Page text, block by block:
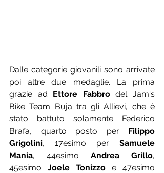
Dalle categorie giovanili sono arrivate
poi altre due medaglie. La prima
grazie ad Ettore Fabbro del Jam's
Bike Team Buja tra gli Allievi, che è
stato battuto solamente Federico
Brafa, quarto posto per Filippo
Grigolini, 17esimo per Samuele
Mania, 44esimo Andrea Grillo,
45esimo Joele Tonizzo